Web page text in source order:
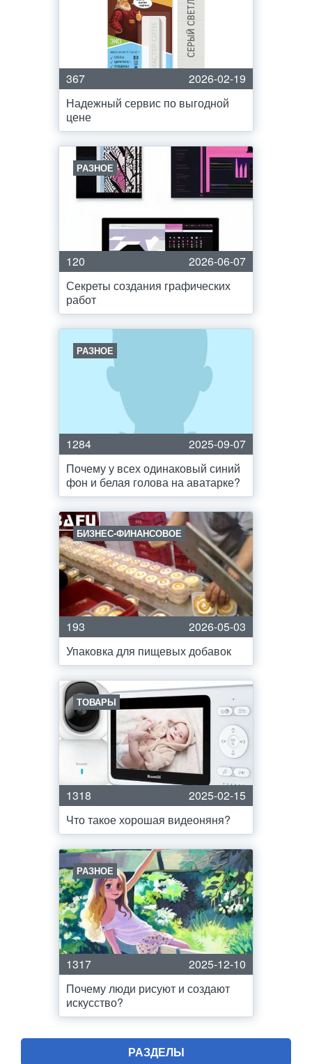
367
2026-02-19
Надежный сервис по выгодной
цене
РАЗНОЕ
120
2026-06-07
Секреты создания графических
работ
РАЗНОЕ
1284
2025-09-07
Почему у всех одинаковый синий
фон и белая голова на аватарке?
БИЗНЕС-ФИНАНСОВОЕ
193
2026-05-03
Упаковка для пищевых добавок
ТОВАРЫ
1318
2025-02-15
Что такое хорошая видеоняня?
РАЗНОЕ
1317
2025-12-10
Почему люди рисуют и создают
искусство?
РАЗДЕЛЫ